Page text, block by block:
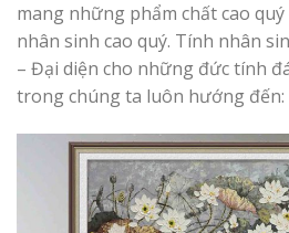
mang những phẩm chất cao
nhân sinh cao quý. Tính nhân
– Đại diện cho những đức tính
trong chúng ta luôn hướng đến: